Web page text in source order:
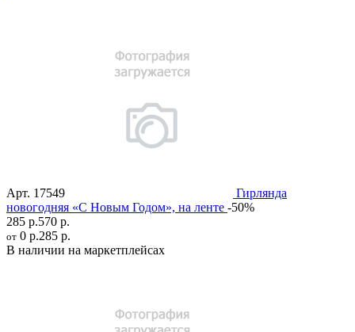
Арт. 17549
Гирлянда
новогодняя «С Новым Годом», на ленте -50%
285 р.570 р.
от 0 р.285 р.
В наличии на маркетплейсах